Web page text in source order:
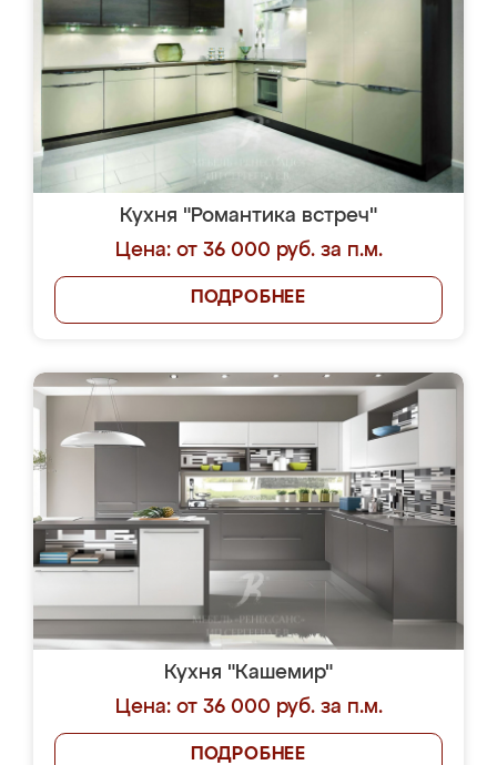
Кухня "Романтика встреч"
Цена: от 36 000 руб. за п.м.
ПОДРОБНЕЕ
Кухня "Кашемир"
Цена: от 36 000 руб. за п.м.
ПОДРОБНЕЕ